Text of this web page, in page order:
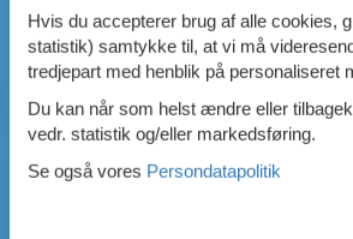
Hvis du accepterer brug af alle cookies,
statistik) samtykke til, at vi må
tredjepart med henblik på personaliseret
Du kan når som helst ændre eller
vedr. statistik og/eller markedsføring.
Se også vores Persondatapolitik